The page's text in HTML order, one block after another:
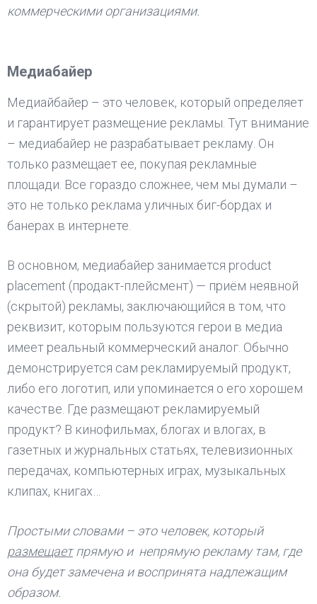
коммерческими организациями.
Медиабайер
Медиайбайер – это человек, который определяет
и гарантирует размещение рекламы. Тут внимание
– медиабайер не разрабатывает рекламу. Он
только размещает ее, покупая рекламные
площади. Все гораздо сложнее, чем мы думали –
это не только реклама уличных биг-бордах и
банерах в интернете.
В основном, медиабайер занимается product
placement (продакт-плейсмент) — приём неявной
(скрытой) рекламы, заключающийся в том, что
реквизит, которым пользуются герои в медиа
имеет реальный коммерческий аналог. Обычно
демонстрируется сам рекламируемый продукт,
либо его логотип, или упоминается о его хорошем
качестве. Где размещают рекламируемый
продукт? В кинофильмах, блогах и влогах, в
газетных и журнальных статьях, телевизионных
передачах, компьютерных играх, музыкальных
клипах, книгах…
Простыми словами – это человек, который
размещаетпрямую и непрямую рекламу там, где
она будет замечена и воспринята надлежащим
образом.